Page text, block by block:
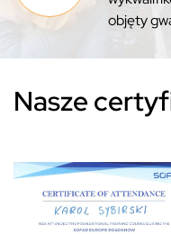
objęty
Nasze